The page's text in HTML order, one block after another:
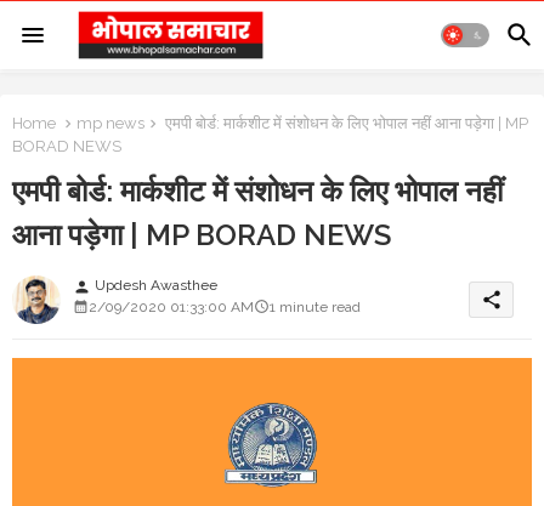
Home mp news
एमपी बोर्ड: मार्कशीट में संशोधन के लिए भोपाल नहीं आना पड़ेगा | MP
BORAD NEWS
एमपी बोर्ड: मार्कशीट में संशोधन के लिए भोपाल नहीं
आना पड़ेगा | MP BORAD NEWS
person Updesh Awasthee
2/09/2020 01:33:00 AM
1 minute read share